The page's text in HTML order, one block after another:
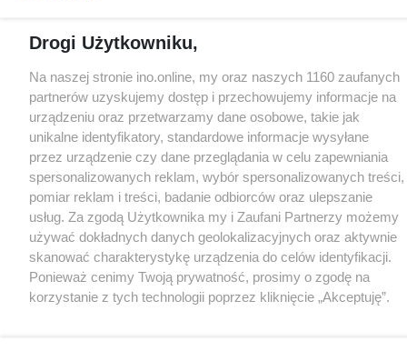
Drogi Użytkowniku,
Na naszej stronie ino.online, my oraz naszych 1160 zaufanych
partnerów uzyskujemy dostęp i przechowujemy informacje na
urządzeniu oraz przetwarzamy dane osobowe, takie jak
unikalne identyfikatory, standardowe informacje wysyłane
przez urządzenie czy dane przeglądania w celu zapewniania
spersonalizowanych reklam, wybór spersonalizowanych treści,
pomiar reklam i treści, badanie odbiorców oraz ulepszanie
usług. Za zgodą Użytkownika my i Zaufani Partnerzy możemy
używać dokładnych danych geolokalizacyjnych oraz aktywnie
skanować charakterystykę urządzenia do celów identyfikacji.
Ponieważ cenimy Twoją prywatność, prosimy o zgodę na
korzystanie z tych technologii poprzez kliknięcie „Akceptuję”.